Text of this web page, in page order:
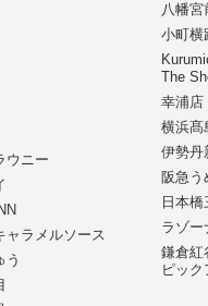
ウニー
ャラメルソース
う
八幡宮
小町横
The
幸浦店
横浜髙
伊勢丹
阪急う
日本
ラゾー
鎌倉紅
ピッ